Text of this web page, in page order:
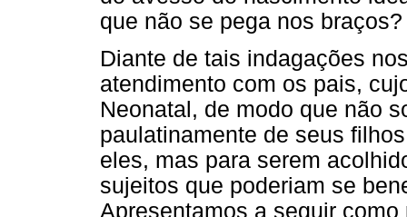
que não se pega nos braços?
Diante de tais indagações
atendimento com os pais,
Neonatal, de modo que não
paulatinamente de seus
eles, mas para serem
sujeitos que poderiam se
Apresentamos a seguir